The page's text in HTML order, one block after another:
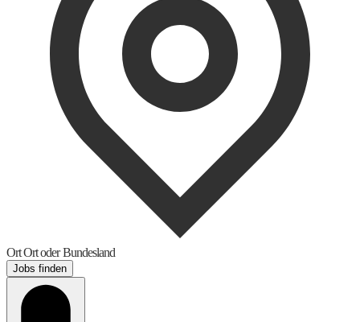
OrtOrt oder Bundesland
Jobs finden